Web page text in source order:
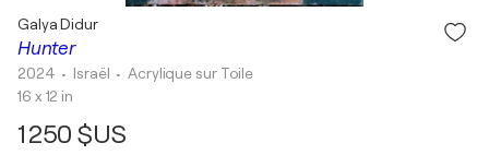
Hunter
Galya Didur
2024 • Israël •Acrylique sur Toile
16 x 12 in
1 250 $US